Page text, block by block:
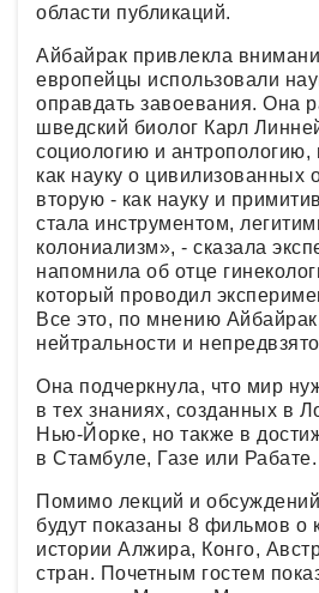
области публикаций.
Айбайрак привлекла
европейцы использовали
оправдать завоевания. Она
шведский биолог Карл
социологию и
как науку о цивилизованных
вторую - как науку и
стала инструментом,
колониализм», - сказала
напомнила об отце
который проводил
Все это, по мнению
нейтральности и
Она подчеркнула, что мир
в тех знаниях, созданных в
Нью-Йорке, но также в
в Стамбуле, Газе или Рабате.
Помимо лекций и
будут показаны 8 фильмов о
истории Алжира, Конго,
стран. Почетным гостем